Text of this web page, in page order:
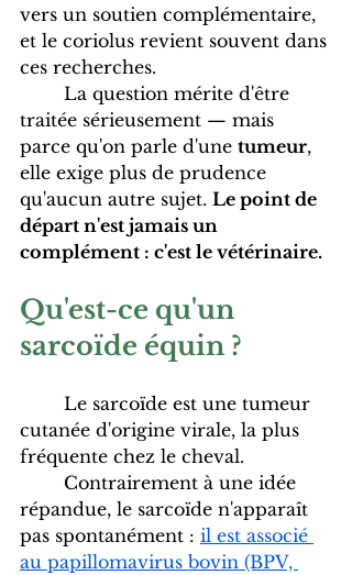
vers un soutien complémentaire,
et le coriolus revient souvent dans
ces recherches.
traitée sérieusement — mais
parce qu'on parle d'une tumeur,
elle exige plus de prudence
qu'aucun autre sujet. Le point de
départ n'est jamais un
complément : c'est le vétérinaire.
Qu'est-ce qu'un
sarcoïde équin ?
cutanée d'origine virale, la plus
fréquente chez le cheval.
répandue, le sarcoïde n'apparaît
pas spontanément : il est associé
au papillomavirus bovin (BPV,